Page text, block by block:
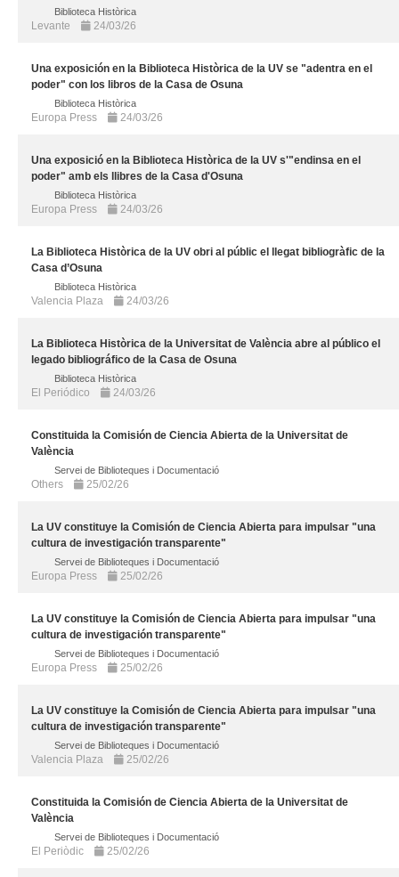
Biblioteca Històrica
Levante 24/03/26
Una exposición en la Biblioteca Històrica de la UV se "adentra en el
poder" con los libros de la Casa de Osuna
Biblioteca Històrica
Europa Press 24/03/26
Una exposició en la Biblioteca Històrica de la UV s'"endinsa en el
poder" amb els llibres de la Casa d'Osuna
Biblioteca Històrica
Europa Press 24/03/26
La Biblioteca Històrica de la UV obri al públic el llegat bibliogràfic de la
Casa d’Osuna
Biblioteca Històrica
Valencia Plaza 24/03/26
La Biblioteca Històrica de la Universitat de València abre al público el
legado bibliográfico de la Casa de Osuna
Biblioteca Històrica
El Periódico 24/03/26
Constituida la Comisión de Ciencia Abierta de la Universitat de
València
Servei de Biblioteques i Documentació
Others 25/02/26
La UV constituye la Comisión de Ciencia Abierta para impulsar "una
cultura de investigación transparente"
Servei de Biblioteques i Documentació
Europa Press 25/02/26
La UV constituye la Comisión de Ciencia Abierta para impulsar "una
cultura de investigación transparente"
Servei de Biblioteques i Documentació
Europa Press 25/02/26
La UV constituye la Comisión de Ciencia Abierta para impulsar "una
cultura de investigación transparente"
Servei de Biblioteques i Documentació
Valencia Plaza 25/02/26
Constituida la Comisión de Ciencia Abierta de la Universitat de
València
Servei de Biblioteques i Documentació
El Periòdic 25/02/26